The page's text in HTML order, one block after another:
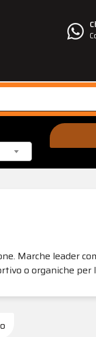
Marche leader
o organiche